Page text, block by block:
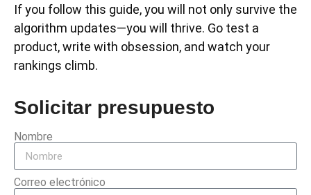
If you follow this guide, you will not only survive the
algorithm updates—you will thrive. Go test a
product, write with obsession, and watch your
rankings climb.
Solicitar presupuesto
Nombre
Correo electrónico